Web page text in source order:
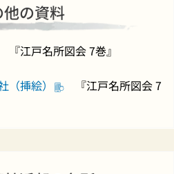
他の資料
『江戸名所図会 7巻』
挿絵）
『江戸名所図会 7